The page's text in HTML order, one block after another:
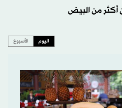
اليوم الأسبوع